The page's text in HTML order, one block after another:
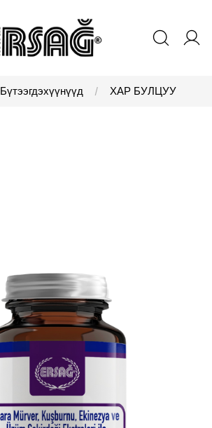
Бүтээгдэхүүнүүд ХАР БУЛЦУУ